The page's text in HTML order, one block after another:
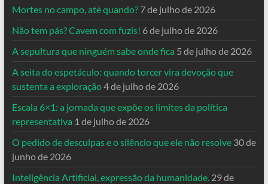
Mortes no campo, até quando? 7 de julho de 2026
Não tem pás? Cavem com fuzis! 6 de julho de 2026
A sepultura que ninguém sabe onde fica 5 de julho de 2026
A seita do espetáculo: quando torcer vira devoção que
sustenta a exploração4 de julho de 2026
Escala 6×1: a jornada que expõe os limites da política
representativa 1 de julho de 2026
O pedido de desculpas e o silêncio que ele não resolve 30 de
junho de 2026
Inteligência Artificial, expressão da humanidade. 29 de